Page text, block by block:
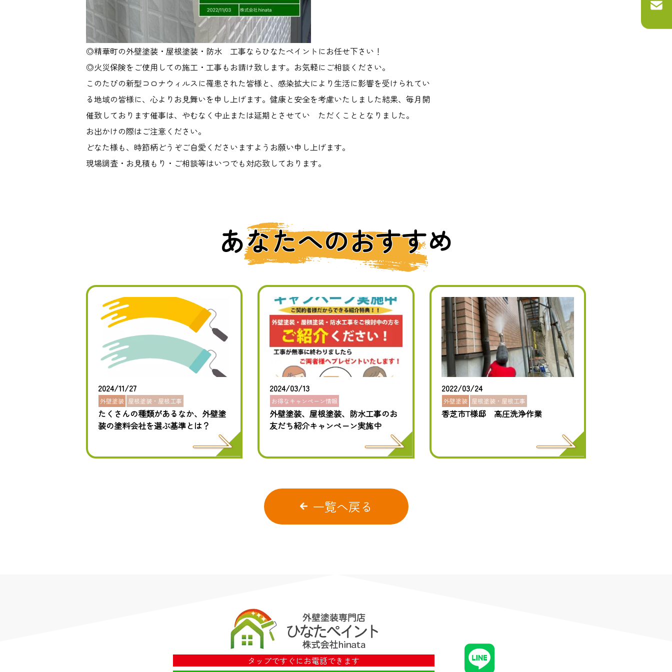
◎精華町の外壁塗装・屋根塗装・防水 工事ならひなたペイントにお任せ下さい！
◎火災保険をご使用しての施工・工事もお請け致します。お気軽にご相談ください。
このたびの新型コロナウィルスに罹患された皆様と、感染拡大により生活に影響を受けられてい
る地域の皆様に、心よりお見舞いを申し上げます。健康と安全を考慮いたしました結果、毎月開
催致しております催事は、やむなく中止または延期とさせてい ただくこととなりました。
お出かけの際はご注意ください。
どなた様も、時節柄どうぞご自愛くださいますようお願い申し上げます。
現場調査・お見積もり・ご相談等はいつでも対応致しております。
あなたへのおすすめ
2024/11/27
外壁塗装 屋根塗装・屋根工事
たくさんの種類があるなか、外壁塗
装の塗料会社を選ぶ基準とは？
2024/03/13
お得なキャンペーン情報
外壁塗装、屋根塗装、防水工事のお
友だち紹介キャンペーン実施中
2022/03/24
外壁塗装 屋根塗装・屋根工事
香芝市T様邸 高圧洗浄作業
一覧へ戻る
タップですぐにお電話できます